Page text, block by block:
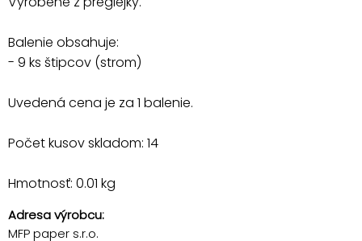
Balenie obsahuje:
- 9 ks štipcov (strom)
Uvedená cena je za 1 balenie.
Počet kusov skladom: 14
Hmotnosť: 0.01 kg
Adresa výrobcu:
MFP paper s.r.o.